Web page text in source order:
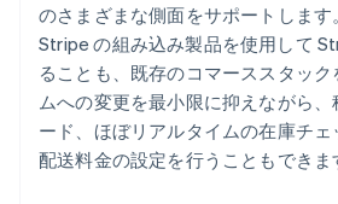
のさまざまな側面をサポートしま
Stripe の組み込み製品を使用して
ることも、既存のコマーススタッ
ムへの変更を最小限に抑えながら
ード、ほぼリアルタイムの在庫チ
配送料金の設定を行うこともできま
アイルランド
English
アメリカ
EnglishEspañol 简体中文
アラブ首長国連邦